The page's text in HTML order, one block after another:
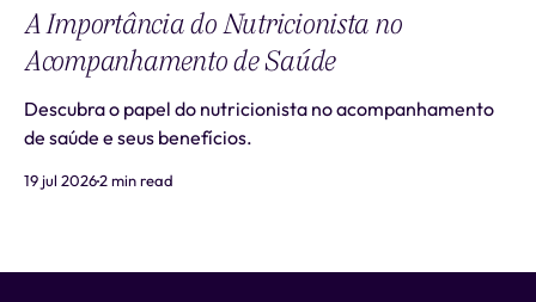
A Importância do Nutricionista no
Acompanhamento de Saúde
Descubra o papel do nutricionista no acompanhamento
de saúde e seus benefícios.
19 jul 20262 min read